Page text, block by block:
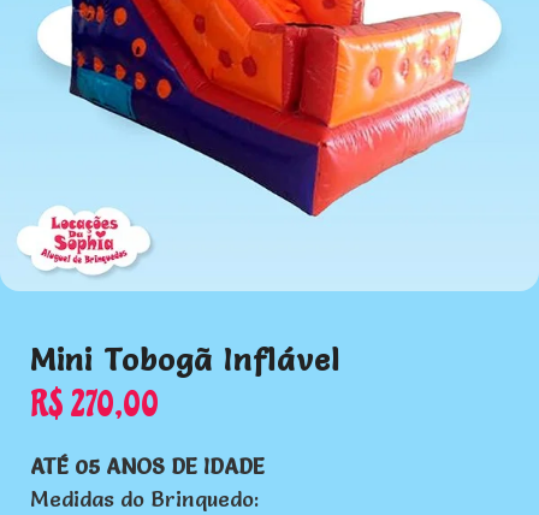
Mini Tobogã Inflável
R$270,00
ATÉ 05 ANOS DE IDADE
Medidas do Brinquedo: